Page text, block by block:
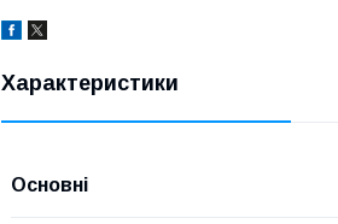
Характеристики
Основні